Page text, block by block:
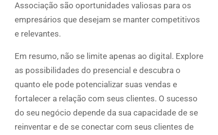
Associação são oportunidades valiosas para os
empresários que desejam se manter competitivos
e relevantes.
Em resumo, não se limite apenas ao digital. Explore
as possibilidades do presencial e descubra o
quanto ele pode potencializar suas vendas e
fortalecer a relação com seus clientes. O sucesso
do seu negócio depende da sua capacidade de se
reinventar e de se conectar com seus clientes de